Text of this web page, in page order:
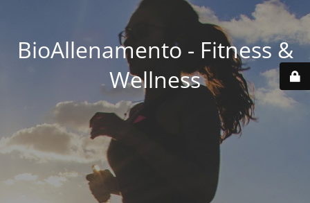
BioAllenamento - Fitness &
Wellness